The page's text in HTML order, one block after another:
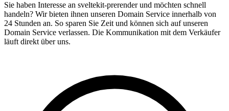
Sie haben Interesse an sveltekit-prerender und möchten schnell
handeln? Wir bieten ihnen unseren Domain Service innerhalb von
24 Stunden an. So sparen Sie Zeit und können sich auf unseren
Domain Service verlassen. Die Kommunikation mit dem Verkäufer
läuft direkt über uns.